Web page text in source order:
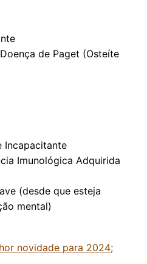
de Paget (Osteíte
Incapacitante
Imunológica Adquirida
(desde que esteja
mental)
novidade para 2024;